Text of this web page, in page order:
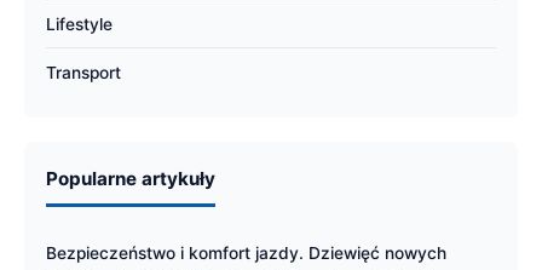
Lifestyle
Transport
Popularne artykuły
Bezpieczeństwo i komfort jazdy. Dziewięć nowych